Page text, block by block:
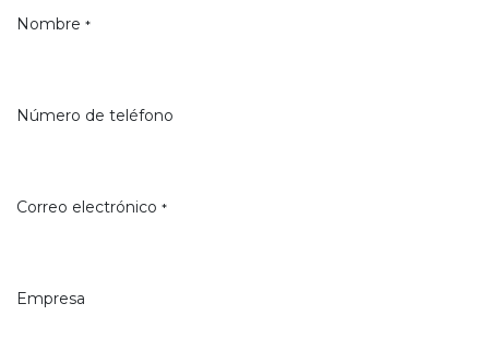
Nombre *
Número de teléfono
Correo electrónico *
Empresa